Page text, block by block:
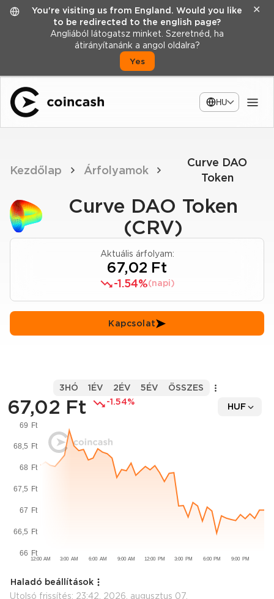
You're visiting us from England. Would you like
to be redirected to the english page?
Angliából látogatsz minket. Szeretnéd, ha
átirányítanánk a angol oldalra?
Yes
✕
HU
Kezdőlap Árfolyamok
Curve DAO
Token
Curve DAO Token
(CRV)
Aktuális árfolyam:
67,02 Ft
-1.54%(napi)
Kapcsolat
67,02 Ft -1.54% HUF
3HÓ 1ÉV 2ÉV 5ÉV ÖSSZES
Haladó beállítások
Utolsó frissítés: 23:42, 2026. augusztus 07.